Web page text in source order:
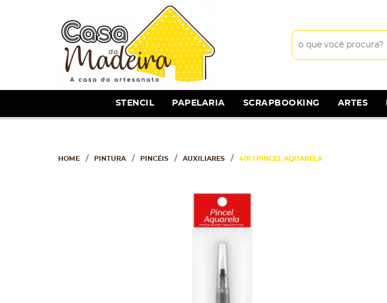
STENCIL PAPELARIA SCRAPBOOKING ARTES
HOME PINTURA PINCÉIS AUXILIARES 401 1 PINCEL AQUARELA